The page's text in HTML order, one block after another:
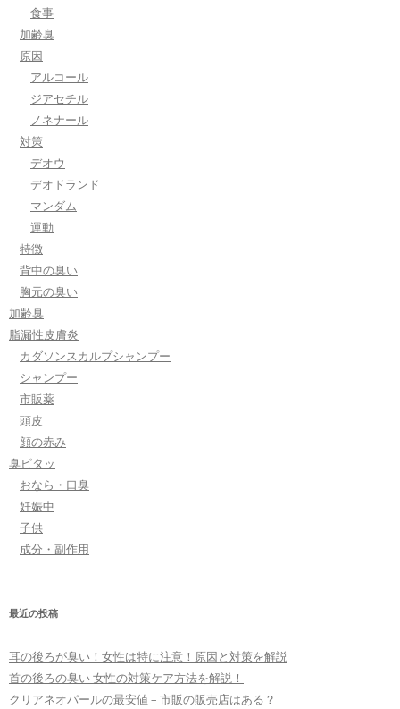
食事
加齢臭
原因
アルコール
ジアセチル
ノネナール
対策
デオウ
デオドランド
マンダム
運動
特徴
背中の臭い
胸元の臭い
加齢臭
脂漏性皮膚炎
カダソンスカルプシャンプー
シャンプー
市販薬
頭皮
顔の赤み
臭ピタッ
おなら・口臭
妊娠中
子供
成分・副作用
最近の投稿
耳の後ろが臭い！女性は特に注意！原因と対策を解説
首の後ろの臭い 女性の対策ケア方法を解説！
クリアネオパールの最安値 – 市販の販売店はある？